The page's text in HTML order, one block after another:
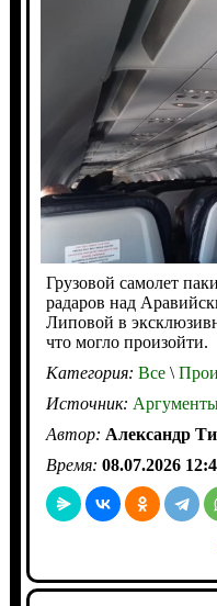
Грузовой самолет
радаров над
Липовой в
что могло произойти.
Категория: Все\
Источник:
Автор: Александр
Время: 08.07.2026